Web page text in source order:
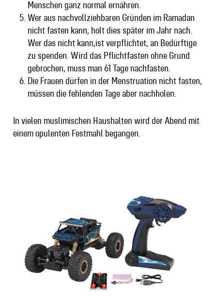
Menschen ganz normal ernähren.
Wer aus nachvollziehbaren Gründen im Ramadan
nicht fasten kann, holt dies später im Jahr nach.
Wer das nicht kann,ist verpflichtet, an Bedürftige
zu spenden. Wird das Pflichtfasten ohne Grund
gebrochen, muss man 61 Tage nachfasten.
Die Frauen dürfen in der Menstruation nicht fasten,
müssen die fehlenden Tage aber nachholen.
In vielen muslimischen Haushalten wird der Abend mit
einem opulenten Festmahl begangen.